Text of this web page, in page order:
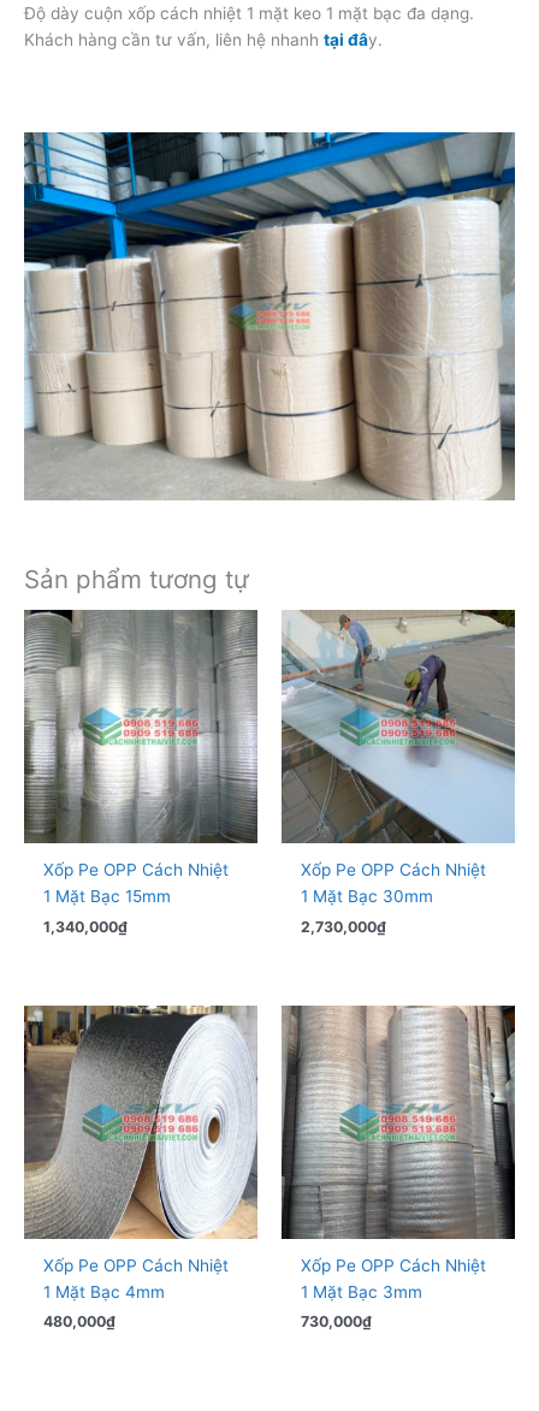
Độ dày cuộn xốp cách nhiệt 1 mặt keo 1 mặt bạc đa dạng.
Khách hàng cần tư vấn, liên hệ nhanh tại đây.
Sản phẩm tương tự
Xốp Pe OPP Cách Nhiệt
1 Mặt Bạc 15mm
1,340,000₫
Xốp Pe OPP Cách Nhiệt
1 Mặt Bạc 30mm
2,730,000₫
Xốp Pe OPP Cách Nhiệt
1 Mặt Bạc 4mm
480,000₫
Xốp Pe OPP Cách Nhiệt
1 Mặt Bạc 3mm
730,000₫